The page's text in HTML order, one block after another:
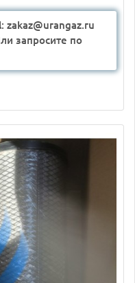
запросите по